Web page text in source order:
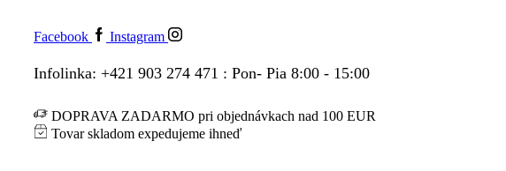
Facebook Instagram
Infolinka: +421 903 274 471 : Pon- Pia 8:00 - 15:00
DOPRAVA ZADARMO pri objednávkach nad 100 EUR
Tovar skladom expedujeme ihneď